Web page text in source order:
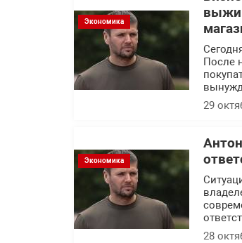
Экономика
После
29
Экономика
28